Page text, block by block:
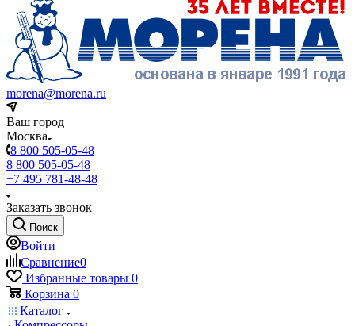
morena@morena.ru
Ваш город
Москва
8 800 505-05-48
8 800 505-05-48
+7 495 781-48-48
Заказать звонок
Поиск
Войти
Сравнение0
Избранные товары 0
Корзина 0
Каталог